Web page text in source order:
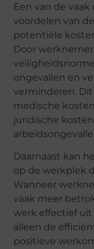
Een van de
voordelen van
potentiële
Door
ongevallen en
verminderen.
medische
juridische
Daarnaast kan
op de werkplek
Wanneer
vaak meer
werk effectief
alleen de
positieve